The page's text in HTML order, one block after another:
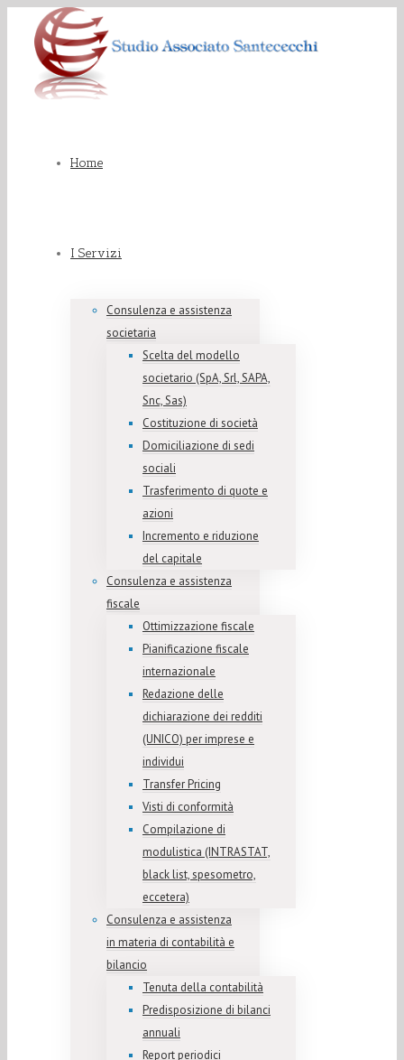
Home
I Servizi
Consulenza e assistenza
societaria
Scelta del modello
societario (SpA, Srl, SAPA,
Snc, Sas)
Costituzione di società
Domiciliazione di sedi
sociali
Trasferimento di quote e
azioni
Incremento e riduzione
del capitale
Consulenza e assistenza
fiscale
Ottimizzazione fiscale
Pianificazione fiscale
internazionale
Redazione delle
dichiarazione dei redditi
(UNICO) per imprese e
individui
Transfer Pricing
Visti di conformità
Compilazione di
modulistica (INTRASTAT,
black list, spesometro,
eccetera)
Consulenza e assistenza
in materia di contabilità e
bilancio
Tenuta della contabilità
Predisposizione di bilanci
annuali
Report periodici